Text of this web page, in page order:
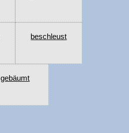
beschleust
gebäumt